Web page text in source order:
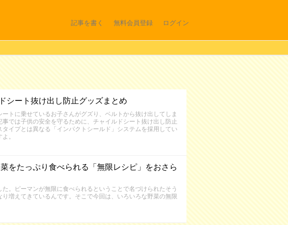
記事を書く 無料会員登録 ログイン
シート抜け出し防止グッズまとめ
トに乗せているお子さんがグズり、ベルトから抜け出してしま
では子供の安全を守るために、チャイルドシート抜け出し防止
イプとは異なる「インパクトシールド」システムを採用してい
。
をたっぷり食べられる「無限レシピ」をおさら
た。ピーマンが無限に食べられるということで名づけられたそう
増えてきているんです。そこで今回は、いろいろな野菜の無限